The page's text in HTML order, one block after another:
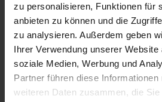
zu personalisieren, Funktionen für
anbieten zu können und die
zu analysieren. Außerdem geben
Ihrer Verwendung unserer
soziale Medien, Werbung und
Partner führen diese
weiteren Daten zusammen, die
DÉTAILS
CAO
TÉLÉCHARGEMENTS